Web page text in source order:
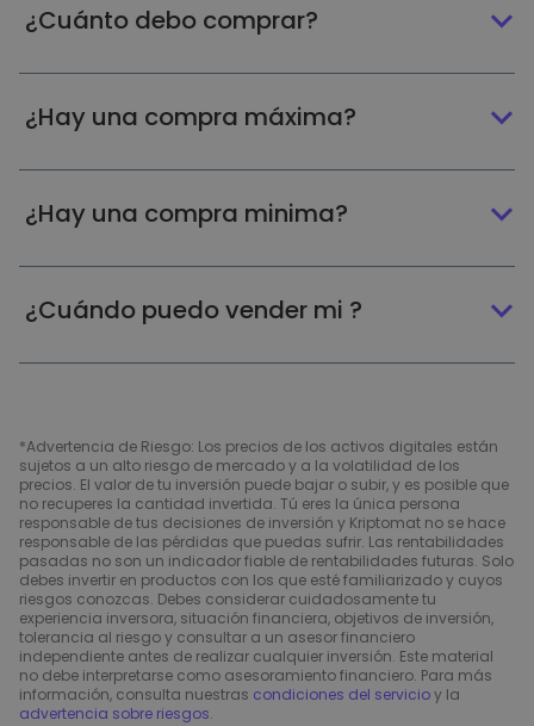
¿Cuánto debo comprar?
¿Hay una compra máxima?
¿Hay una compra minima?
¿Cuándo puedo vender mi ?
*Advertencia de Riesgo: Los precios de los activos digitales están
sujetos a un alto riesgo de mercado y a la volatilidad de los
precios. El valor de tu inversión puede bajar o subir, y es posible que
no recuperes la cantidad invertida. Tú eres la única persona
responsable de tus decisiones de inversión y Kriptomat no se hace
responsable de las pérdidas que puedas sufrir. Las rentabilidades
pasadas no son un indicador fiable de rentabilidades futuras. Solo
debes invertir en productos con los que esté familiarizado y cuyos
riesgos conozcas. Debes considerar cuidadosamente tu
experiencia inversora, situación financiera, objetivos de inversión,
tolerancia al riesgo y consultar a un asesor financiero
independiente antes de realizar cualquier inversión. Este material
no debe interpretarse como asesoramiento financiero. Para más
información, consulta nuestras condiciones del servicioy la
advertencia sobre riesgos.